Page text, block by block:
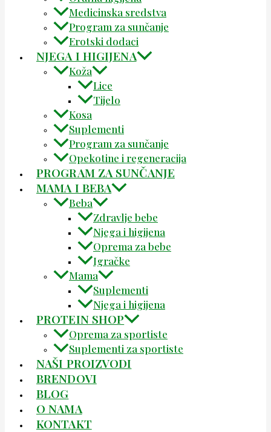
Medicinska sredstva
Program za sunčanje
Erotski dodaci
NJEGA I HIGIJENA
Koža
Lice
Tijelo
Kosa
Suplementi
Program za sunčanje
Opekotine i regeneracija
PROGRAM ZA SUNČANJE
MAMA I BEBA
Beba
Zdravlje bebe
Njega i higijena
Oprema za bebe
Igračke
Mama
Suplementi
Njega i higijena
PROTEIN SHOP
Oprema za sportiste
Suplementi za sportiste
NAŠI PROIZVODI
BRENDOVI
BLOG
O NAMA
KONTAKT